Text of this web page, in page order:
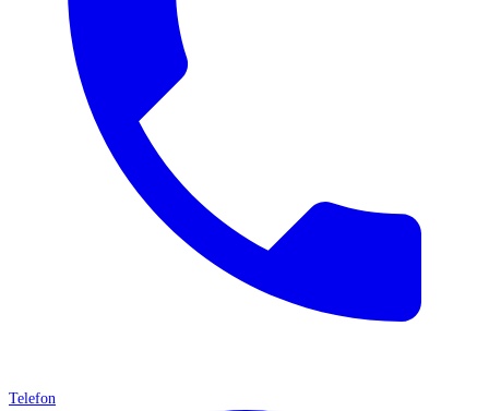
Telefon